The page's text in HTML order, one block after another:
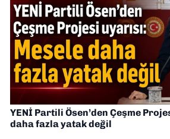
YENİ Partili Ösen’den Çeşme
daha fazla yatak değil